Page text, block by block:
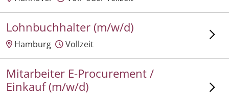
Lohnbuchhalter (m/w/d)
Hamburg Vollzeit
Mitarbeiter E-Procurement /
Einkauf (m/w/d)